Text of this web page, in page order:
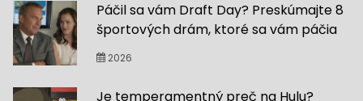
Páčil sa vám Draft Day? Preskúmajte 8
športových drám, ktoré sa vám páčia
2026
Je temperamentný preč na Hulu?